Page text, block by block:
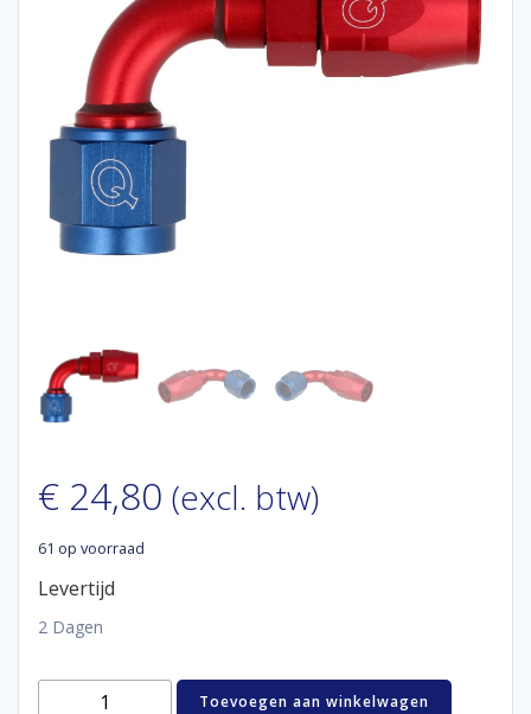
€ 24,80 (excl. btw)
61 op voorraad
Levertijd
2 Dagen
Hose
Toevoegen aan winkelwagen